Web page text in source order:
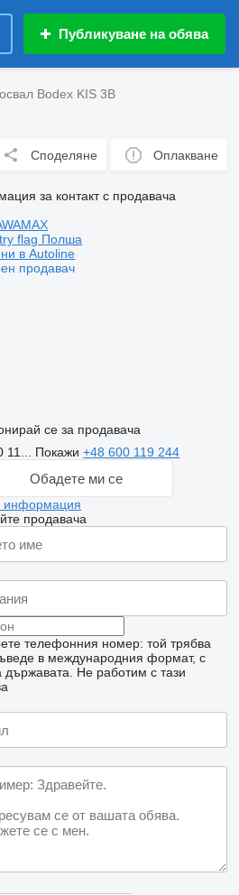
Публикуване на обява
Bodex KIS 3B
Споделяне Оплакване
за контакт с продавача
Полша
в Autoline
продавач
се за продавача
11... Покажи+48 600 119 244
Обадете ми се
информация
продавача
телефонния номер: той трябва
в международния формат, с
държавата.
Не работим с тази